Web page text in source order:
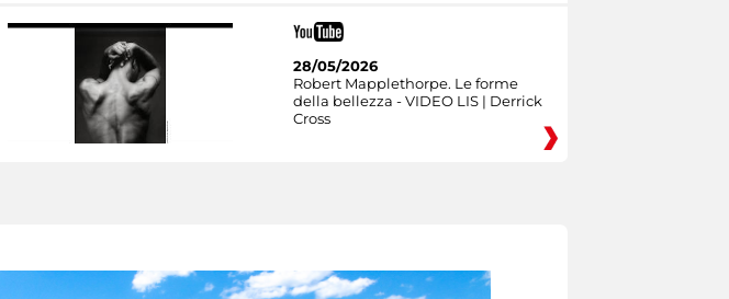
28/05/2026
Robert Mapplethorpe. Le forme
della bellezza - VIDEO LIS | Derrick
Cross